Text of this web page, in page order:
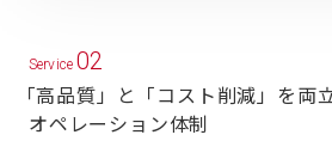
Service 02
「高品質」と「コスト削減」を両
オペレーション体制